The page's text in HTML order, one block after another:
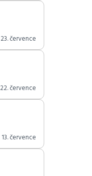
23. července
22. července
13. července